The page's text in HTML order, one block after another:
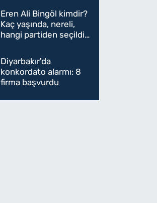
Eren Ali Bingöl kimdir?
Kaç yaşında, nereli,
hangi partiden seçildi?
Parti'ye mi geçecek?
Diyarbakır'da
konkordato alarmı: 8
firma başvurdu